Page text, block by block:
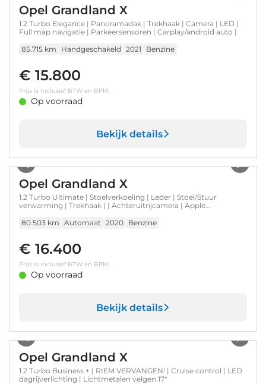
Opel Grandland X
1.2 Turbo Elegance | Panoramadak | Trekhaak | Camera | LED |
Full map navigatie | Parkeersensoren | Carplay/android auto |
85.715 km
Handgeschakeld 2021 Benzine
€ 15.800
Prijs is inclusief BTW en BPM.
Op voorraad
Bekijk details
Opel Grandland X
1.2 Turbo Ultimate | Stoelverkoeling | Leder | Stoel/Stuur
verwarming | Trekhaak | | Achteruitrijcamera | Apple
entry
80.503 km Automaat 2020 Benzine
€ 16.400
Prijs is inclusief BTW en BPM.
Op voorraad
Bekijk details
Opel Grandland X
1.2 Turbo Business + | RIEM VERVANGEN! | Cruise control | LED
dagrijverlichting | Lichtmetalen velgen 17"